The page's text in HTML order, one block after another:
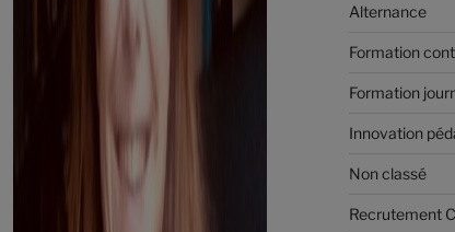
Alternance
Formation
Formation
Innovation
Non classé
Recrutement